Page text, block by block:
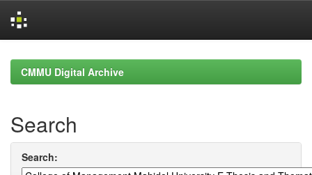
navigationCMMU Digital Archive
Search
Search: